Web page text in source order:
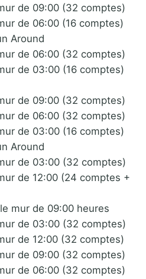
de 09:00 (32 comptes)
de 06:00 (16 comptes)
Around
de 06:00 (32 comptes)
de 03:00 (16 comptes)
de 09:00 (32 comptes)
de 06:00 (32 comptes)
de 03:00 (16 comptes)
Around
de 03:00 (32 comptes)
de 12:00 (24 comptes +
mur de 09:00 heures
de 03:00 (32 comptes)
de 12:00 (32 comptes)
de 09:00 (32 comptes)
de 06:00 (32 comptes)